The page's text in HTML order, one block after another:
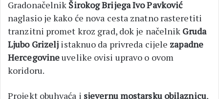
Gradonačelnik Širokog Brijega Ivo Pavković
naglasio je kako će nova cesta znatno rasteretiti
tranzitni promet kroz grad, dok je načelnik Gruda
Ljubo Grizelj istaknuo da privreda cijele zapadne
Hercegovineuvelike ovisi upravo o ovom
koridoru.
Projekt obuhvaća i sjevernu mostarsku obilaznicu,